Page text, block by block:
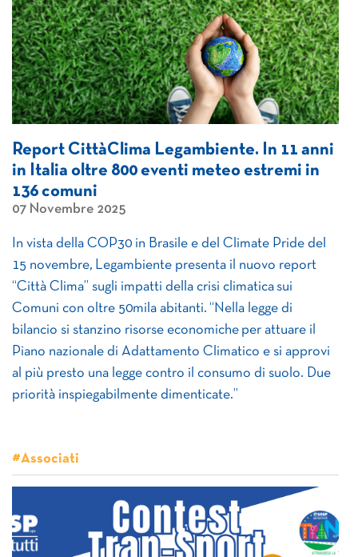
Report CittàClima Legambiente. In 11 anni
in Italia oltre 800 eventi meteo estremi in
136 comuni
07 Novembre 2025
In vista della COP30 in Brasile e del Climate Pride del
15 novembre, Legambiente presenta il nuovo report
“Città Clima” sugli impatti della crisi climatica sui
Comuni con oltre 50mila abitanti. “Nella legge di
bilancio si stanzino risorse economiche per attuare il
Piano nazionale di Adattamento Climatico e si approvi
al più presto una legge contro il consumo di suolo. Due
priorità inspiegabilmente dimenticate.”
#Associati